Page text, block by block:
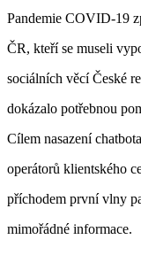
Pandemie COVID-19
ČR, kteří se museli
sociálních věcí České
dokázalo potřebnou
Cílem nasazení
operátorů klientského
příchodem první vlny
mimořádné informace.